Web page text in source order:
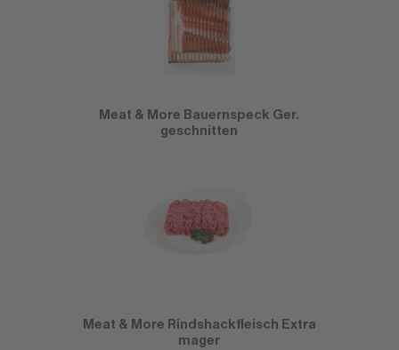
Meat & More Bauernspeck Ger.
geschnitten
Meat & More Rindshackfleisch Extra
mager